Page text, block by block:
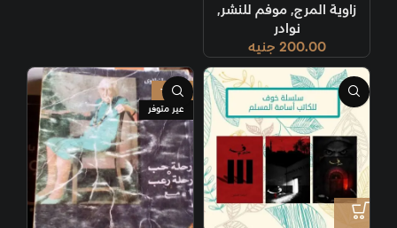
زاوية المرج, موفم للنشر,
نوادر
200.00 جنيه
-80%
غير متوفر